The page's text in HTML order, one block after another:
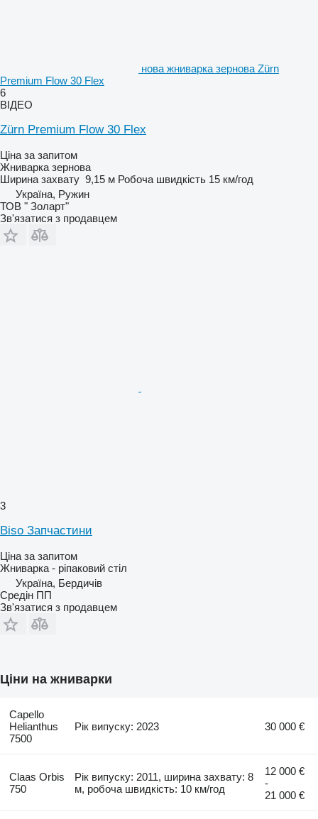
нова жниварка зернова Zürn
Premium Flow 30 Flex
6
ВІДЕО
Zürn Premium Flow 30 Flex
Ціна за запитом
Жниварка зернова
Ширина захвату 9,15 м Робоча швидкість 15 км/год
Україна, Ружин
ТОВ " Золарт"
Зв'язатися з продавцем
3
Biso Запчастини
Ціна за запитом
Жниварка - ріпаковий стіл
Україна, Бердичів
Средін ПП
Зв'язатися з продавцем
Ціни на жниварки
Capello
Helianthus
7500
Рік випуску: 2023 30 000 €
Claas Orbis
750
Рік випуску: 2011, ширина захвату: 8
м, робоча швидкість: 10 км/год
12 000 €
-
21 000 €